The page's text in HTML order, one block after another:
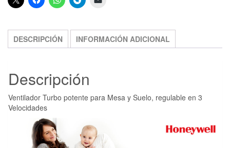
DESCRIPCIÓN INFORMACIÓN ADICIONAL
Descripción
Ventilador Turbo potente para Mesa y Suelo, regulable en 3
Velocidades